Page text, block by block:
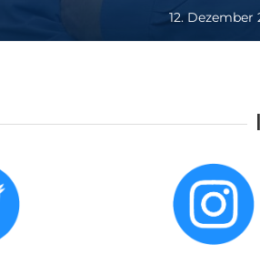
12. Dezember